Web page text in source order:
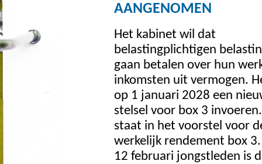
AANGENOMEN
Het kabinet wil dat
belastingplichtigen
gaan betalen over hun
inkomsten uit vermogen.
op 1 januari 2028 een
stelsel voor box 3
staat in het voorstel voor
werkelijk rendement box
12 februari jongstleden is